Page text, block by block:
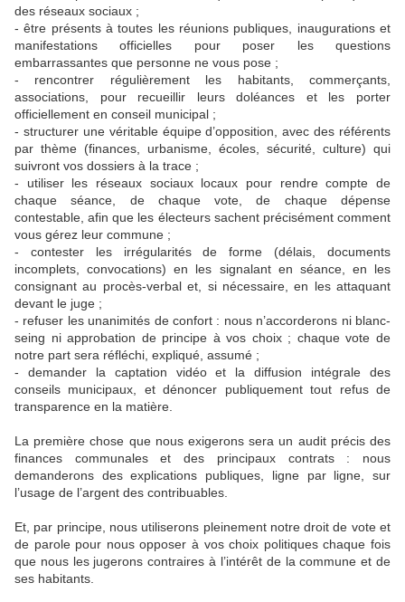
des réseaux sociaux ;
- être présents à toutes les réunions publiques, inaugurations et
manifestations officielles pour poser les questions
embarrassantes que personne ne vous pose ;
- rencontrer régulièrement les habitants, commerçants,
associations, pour recueillir leurs doléances et les porter
officiellement en conseil municipal ;
- structurer une véritable équipe d’opposition, avec des référents
par thème (finances, urbanisme, écoles, sécurité, culture) qui
suivront vos dossiers à la trace ;
- utiliser les réseaux sociaux locaux pour rendre compte de
chaque séance, de chaque vote, de chaque dépense
contestable, afin que les électeurs sachent précisément comment
vous gérez leur commune ;
- contester les irrégularités de forme (délais, documents
incomplets, convocations) en les signalant en séance, en les
consignant au procès-verbal et, si nécessaire, en les attaquant
devant le juge ;
- refuser les unanimités de confort : nous n’accorderons ni blanc-
seing ni approbation de principe à vos choix ; chaque vote de
notre part sera réfléchi, expliqué, assumé ;
- demander la captation vidéo et la diffusion intégrale des
conseils municipaux, et dénoncer publiquement tout refus de
transparence en la matière.
La première chose que nous exigerons sera un audit précis des
finances communales et des principaux contrats : nous
demanderons des explications publiques, ligne par ligne, sur
l’usage de l’argent des contribuables.
Et, par principe, nous utiliserons pleinement notre droit de vote et
de parole pour nous opposer à vos choix politiques chaque fois
que nous les jugerons contraires à l’intérêt de la commune et de
ses habitants.